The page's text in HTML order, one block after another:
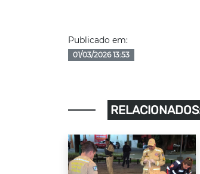
Publicado em:
01/03/2026 13:53